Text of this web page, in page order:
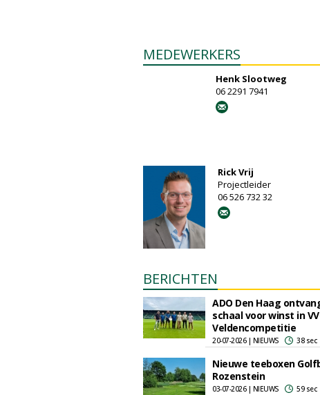
MEDEWERKERS
Henk Slootweg
06 2291 7941
Rick Vrij
Projectleider
06 526 732 32
BERICHTEN
ADO Den Haag
schaal voor winst in
Veldencompetitie
20-07-2026 | NIEUWS 38 sec
Nieuwe teeboxen
Rozenstein
03-07-2026 | NIEUWS 59 sec